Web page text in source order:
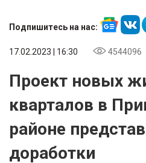
Подпишитесь на нас:
17.02.2023 | 16:30 4544096
Проект новых
кварталов в
районе
доработки